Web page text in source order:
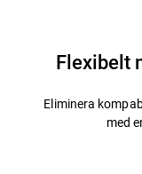
Flexibelt
Eliminera
med